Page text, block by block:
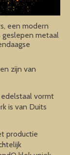
een modern
geslepen metaal
zijn van
vormt
is van Duits
productie